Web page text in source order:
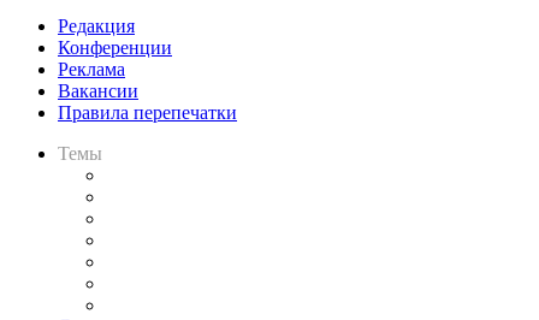
Редакция
Конференции
Реклама
Вакансии
Правила перепечатки
Темы